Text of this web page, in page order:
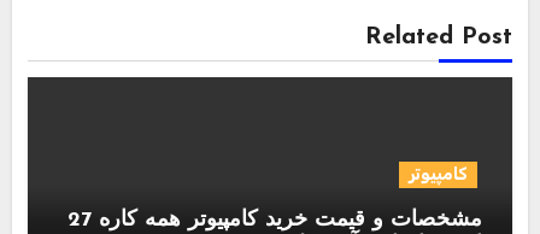
Related Post
کامپیوتر
مشخصات و قیمت خرید کامپیوتر همه کاره 27